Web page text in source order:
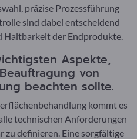
präzise Prozessführung
sind dabei entscheidend
Haltbarkeit der Endprodukte.
Aspekte,
von
beachten sollte.
kommt es
technischen Anforderungen
zu definieren. Eine sorgfältige